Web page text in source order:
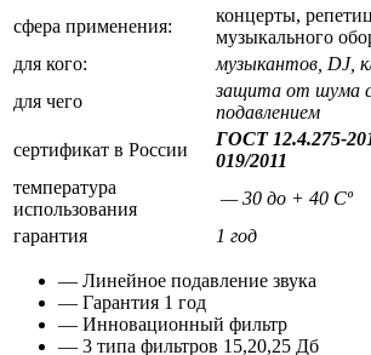
сфера применения:
концерты,
музыкального
для кого:
музыкантов, DJ,
для чего
защита от шума
подавлением
сертификат в России
ГОСТ 12.4.275-
019/2011
температура
использования
— 30 до + 40 Cº
гарантия
1 год
— Линейное подавление звука
— Гарантия 1 год
— Инновационный фильтр
— 3 типа фильтров 15,20,25 Дб